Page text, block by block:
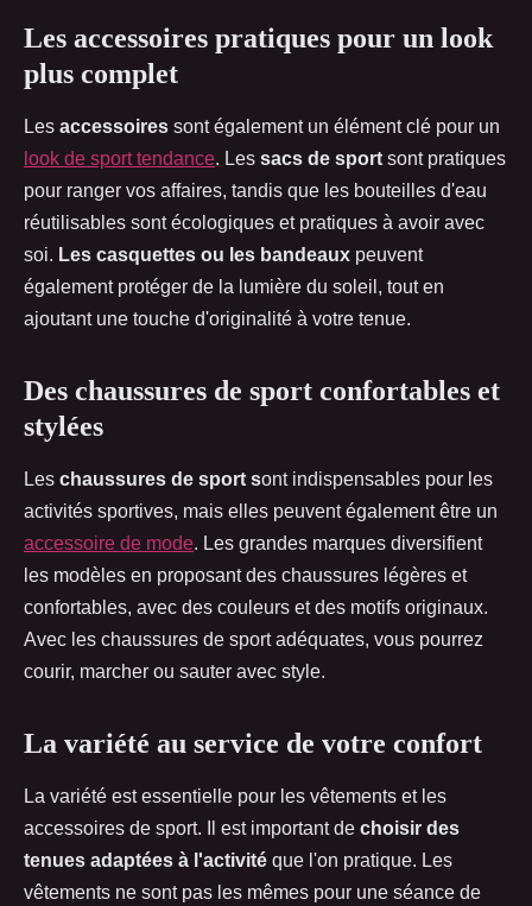
Les accessoires pratiques pour un look
plus complet
Les accessoires sont également un élément clé pour un
look de sport tendance. Les sacs de sport sont pratiques
pour ranger vos affaires, tandis que les bouteilles d'eau
réutilisables sont écologiques et pratiques à avoir avec
soi. Les casquettes ou les bandeaux peuvent
également protéger de la lumière du soleil, tout en
ajoutant une touche d'originalité à votre tenue.
Des chaussures de sport confortables et
stylées
Les chaussures de sport sont indispensables pour les
activités sportives, mais elles peuvent également être un
accessoire de mode. Les grandes marques diversifient
les modèles en proposant des chaussures légères et
confortables, avec des couleurs et des motifs originaux.
Avec les chaussures de sport adéquates, vous pourrez
courir, marcher ou sauter avec style.
La variété au service de votre confort
La variété est essentielle pour les vêtements et les
accessoires de sport. Il est important de choisir des
tenues adaptées à l'activité que l'on pratique. Les
vêtements ne sont pas les mêmes pour une séance de